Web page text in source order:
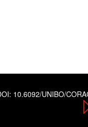
10.6092/UNIBO/